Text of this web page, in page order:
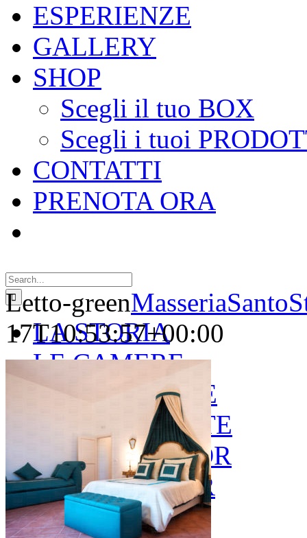
ESPERIENZE
GALLERY
SHOP
Scegli il tuo BOX
Scegli i tuoi
CONTATTI
PRENOTA ORA
for:
LA STORIA
LE CAMERE
GOLD SUITE
GREEN SUITE
BLUE JUNIOR
RED JUNIOR
ESPERIENZE
Letto-green
17T10:53:57+00:00